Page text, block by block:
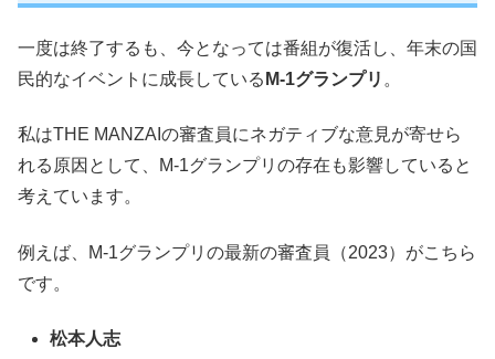
一度は終了するも、今となっては番組が復活し、年末の国
民的なイベント に成長している M-1グランプリ 。
私はTHE MANZAIの審査員にネガティブな意見が寄せら
れる原因として、M-1グランプリの存在も影響していると
考えています。
例えば、M-1グランプリの最新の審査員（2023）がこちら
です。
松本人志